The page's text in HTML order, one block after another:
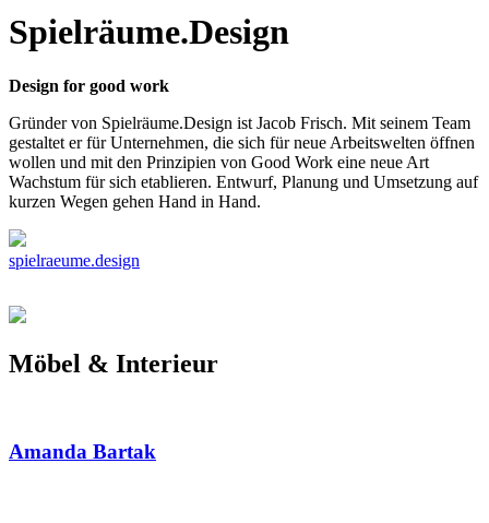
Spielräume.Design
Design for good work
Gründer von Spielräume.Design ist Jacob Frisch. Mit seinem Team
gestaltet er für Unternehmen, die sich für neue Arbeitswelten öffnen
wollen und mit den Prinzipien von Good Work eine neue Art
Wachstum für sich etablieren. Entwurf, Planung und Umsetzung auf
kurzen Wegen gehen Hand in Hand.
spielraeume.design
Möbel & Interieur
Amanda Bartak